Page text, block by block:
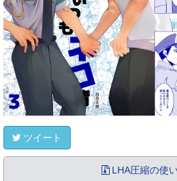
ツイート
LHA圧縮の使